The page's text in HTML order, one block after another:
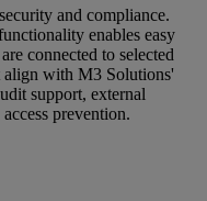
and compliance.
enables easy
connected to selected
align with M3 Solutions'
support, external
prevention.